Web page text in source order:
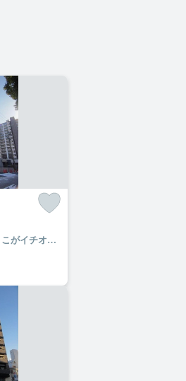
「オルソパール伝馬」のここがイチオシ。「オルソパール伝馬」のここがイチオシ。化粧品やスタイリング剤などをまとめて出して、サッと身支度を整えられる独立洗面台があります。留守中に注文した商品が届くので、配送時間を気にせず注文ができる宅配ボックスがあります。名古屋市熱田区で暮らすなら名古屋市営名城線熱田神宮伝馬町近くはいかかがでしょうか。ルームエージェント（リアルマークス）までご連絡ください。